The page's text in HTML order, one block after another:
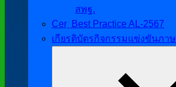
สพฐ.
Cer ฺ Best Practice AL-2567
เกียรติบัตรกิจกรรมแข่งขันภา